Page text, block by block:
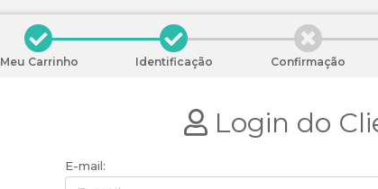
Meu Carrinho Identificação Confirmação
Login do
E-mail: